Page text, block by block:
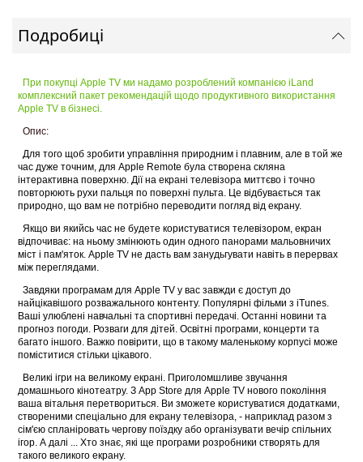
Подробиці
При покупці Apple TV ми надамо розроблений компанією iLand
комплексний пакет рекомендацій щодо продуктивного використання
Apple TV в бізнесі.
Опис:
Для того щоб зробити управління природним і плавним, але в той же
час дуже точним, для Apple Remote була створена скляна
інтерактивна поверхню. Дії на екрані телевізора миттєво і точно
повторюють рухи пальця по поверхні пульта. Це відбувається так
природно, що вам не потрібно переводити погляд від екрану.
Якщо ви якийсь час не будете користуватися телевізором, екран
відпочиває: на ньому змінюють один одного панорами мальовничих
міст і пам'яток. Apple TV не дасть вам занудьгувати навіть в перервах
між переглядами.
Завдяки програмам для Apple TV у вас завжди є доступ до
найцікавішого розважального контенту. Популярні фільми з iTunes.
Ваші улюблені навчальні та спортивні передачі. Останні новини та
прогноз погоди. Розваги для дітей. Освітні програми, концерти та
багато іншого. Важко повірити, що в такому маленькому корпусі може
поміститися стільки цікавого.
Великі ігри на великому екрані. Приголомшливе звучання
домашнього кінотеатру. З App Store для Apple TV нового покоління
ваша вітальня перетвориться. Ви зможете користуватися додатками,
створеними спеціально для екрану телевізора, - наприклад разом з
сім'єю cпланіровать чергову поїздку або організувати вечір спільних
ігор. А далі ... Хто знає, які ще програми розробники створять для
такого великого екрану.